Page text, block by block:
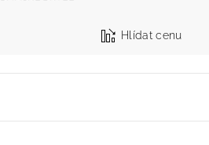
Hlídat cenu